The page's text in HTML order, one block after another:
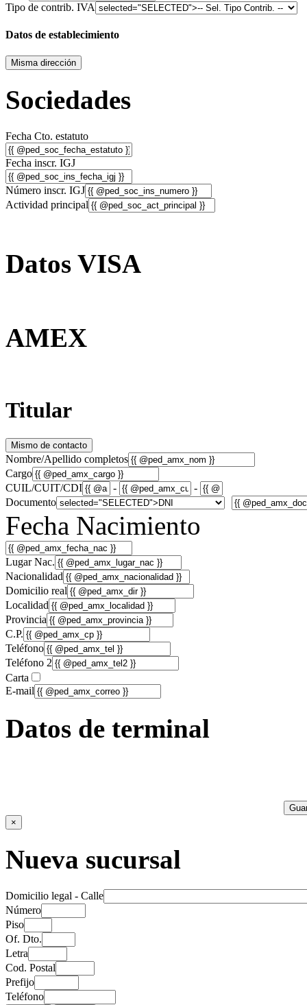
Tipo de contrib. IVA
Datos de establecimiento
Misma dirección
Sociedades
Fecha Cto. estatuto
Fecha inscr. IGJ
Número inscr. IGJ
Actividad principal
Datos VISA
AMEX
Titular
Mismo de contacto
Nombre/Apellido completos
Cargo
CUIL/CUIT/CDI
-
-
Documento
Fecha Nacimiento
Lugar Nac.
Nacionalidad
Domicilio real
Localidad
Provincia
C.P.
Teléfono
Teléfono 2
Carta
E-mail
Datos de terminal
×
Nueva sucursal
Domicilio legal - Calle
Número
Piso
Of. Dto.
Letra
Cod. Postal
Prefijo
Teléfono